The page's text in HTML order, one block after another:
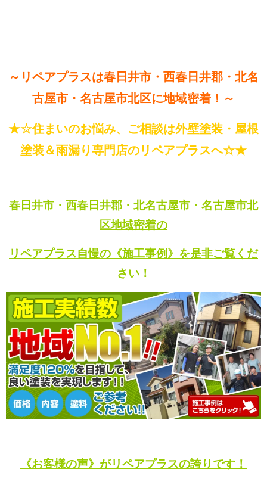
～リペアプラスは春日井市・西春日井郡・北名
古屋市・名古屋市北区に地域密着！～
★☆住まいのお悩み、ご相談は外壁塗装・屋根
塗装＆雨漏り専門店のリペアプラスへ☆★
春日井市・西春日井郡・北名古屋市・名古屋市北
区地域密着の
リペアプラス自慢の《施工事例》を是非ご覧くだ
さい！
《お客様の声》がリペアプラスの誇りです！